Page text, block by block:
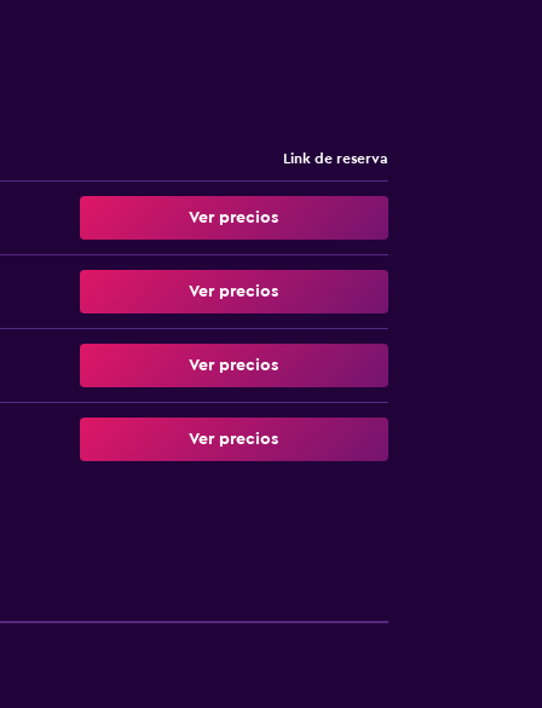
Link de reserva
Ver precios
Ver precios
Ver precios
Ver precios